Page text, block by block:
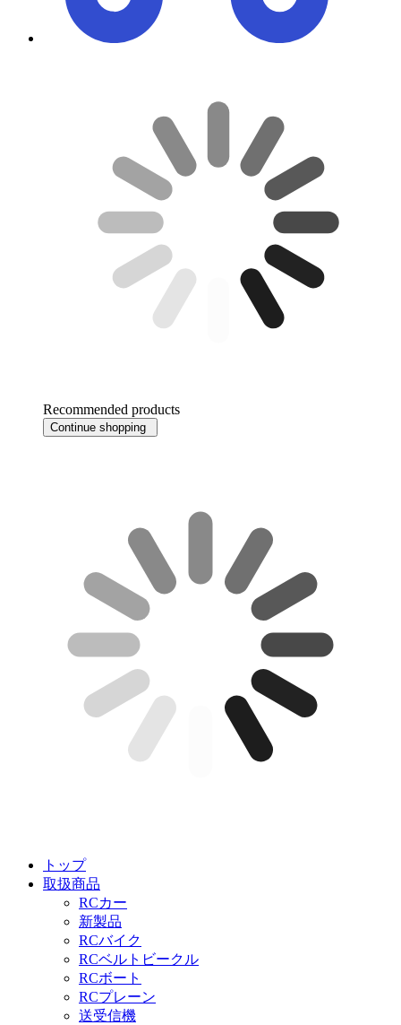
Recommended products
Continue shopping
トップ
取扱商品
RCカー
新製品
RCバイク
RCベルトビークル
RCボート
RCプレーン
送受信機